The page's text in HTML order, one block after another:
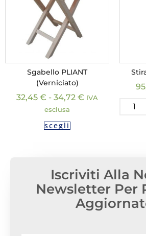
Sgabello PLIANT
(Verniciato)
32,45 € - 34,72 € IVA
esclusa
scegli
Iscriviti Alla
Newsletter Per